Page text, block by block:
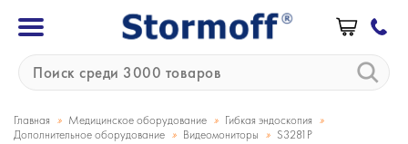
Главная » Медицинское оборудование » Гибкая эндоскопия »
Дополнительное оборудование » Видеомониторы » S3281P